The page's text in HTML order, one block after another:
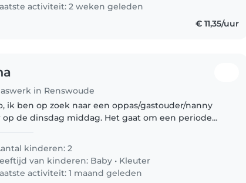
activiteit: 2 weken geleden
€ 11,35/uur
in Renswoude
ik ben op zoek naar een oppas/gastouder/nanny
op de dinsdag middag. Het gaat om een periode
kinderen: 2
van kinderen: Baby • Kleuter
activiteit: 1 maand geleden